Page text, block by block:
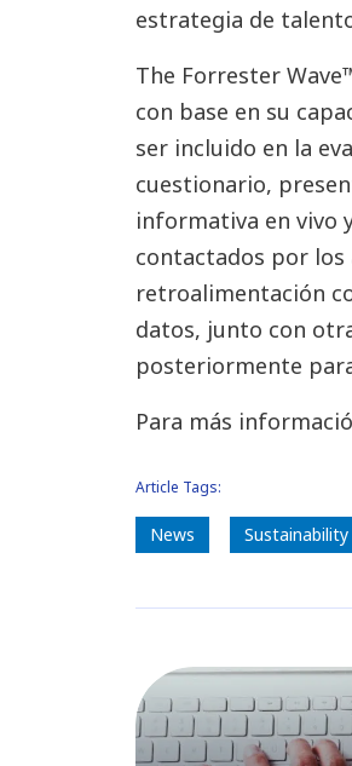
estrategia de
The Forrester
con base en su
ser incluido en la
cuestionario,
informativa en vivo
contactados por
retroalimentación
datos, junto con
posteriormente
Para más
Article Tags:
News Sustainability